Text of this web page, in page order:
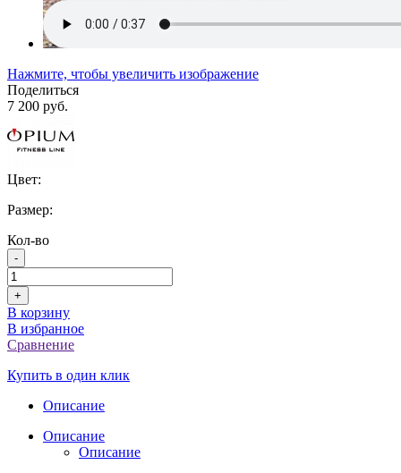
Нажмите, чтобы увеличить изображение
Поделиться
7 200 руб.
Цвет:
Размер:
Кол-во
-
+
В корзину
В избранное
Сравнение
Купить в один клик
Описание
Описание
Описание